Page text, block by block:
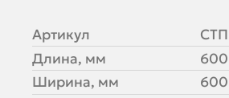
Артикул
Длина, мм
600
Ширина, мм
600